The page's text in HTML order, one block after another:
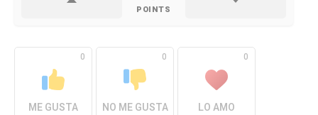
POINTS
0
ME GUSTA
0
NO ME GUSTA
0
LO AMO